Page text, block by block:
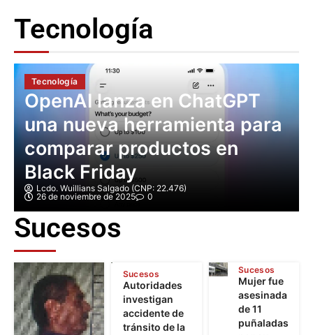
Tecnología
Tecnología
OpenAI lanza en ChatGPT
una nueva herramienta para
comparar productos en
Black Friday
Lcdo. Wuillians Salgado (CNP: 22.476)
26 de noviembre de 2025
0
Sucesos
Sucesos
Autoridades
investigan
accidente de
tránsito de la
Sucesos
Mujer fue
asesinada
de 11
puñaladas